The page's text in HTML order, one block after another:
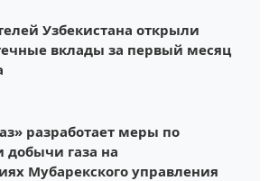
Узбекистана открыли
вклады за первый месяц
разработает меры по
добычи газа на
Мубарекского управления